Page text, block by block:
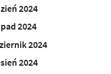
2024
2024
2024
2024